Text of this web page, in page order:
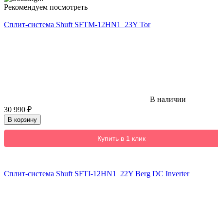
Рекомендуем посмотреть
Сплит-система Shuft SFTM-12HN1_23Y Tor
В наличии
30 990 ₽
В корзину
Купить в 1 клик
Сплит-система Shuft SFTI-12HN1_22Y Berg DC Inverter